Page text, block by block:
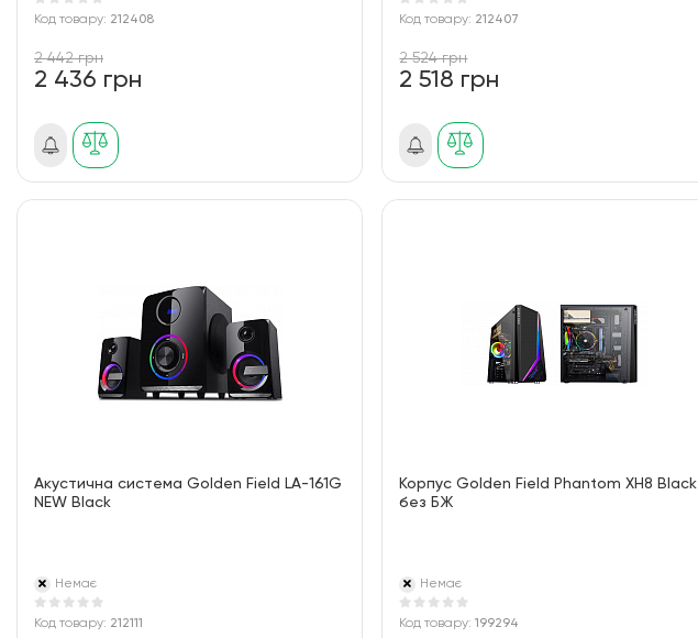
Код товару: 212408
2 442 грн
2 436 грн
Код товару: 212407
2 524 грн
2 518 грн
Акустична система Golden Field LA-161G
NEW Black
Немає
Код товару: 212111
Корпус Golden Field Phantom XH8 Black
без БЖ
Немає
Код товару:199294